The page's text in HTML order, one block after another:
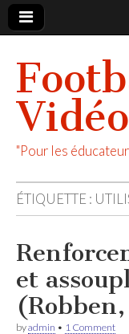
Vidéo
"Pour les
ÉTIQUETTE :
et
byadmin • 1 Comment